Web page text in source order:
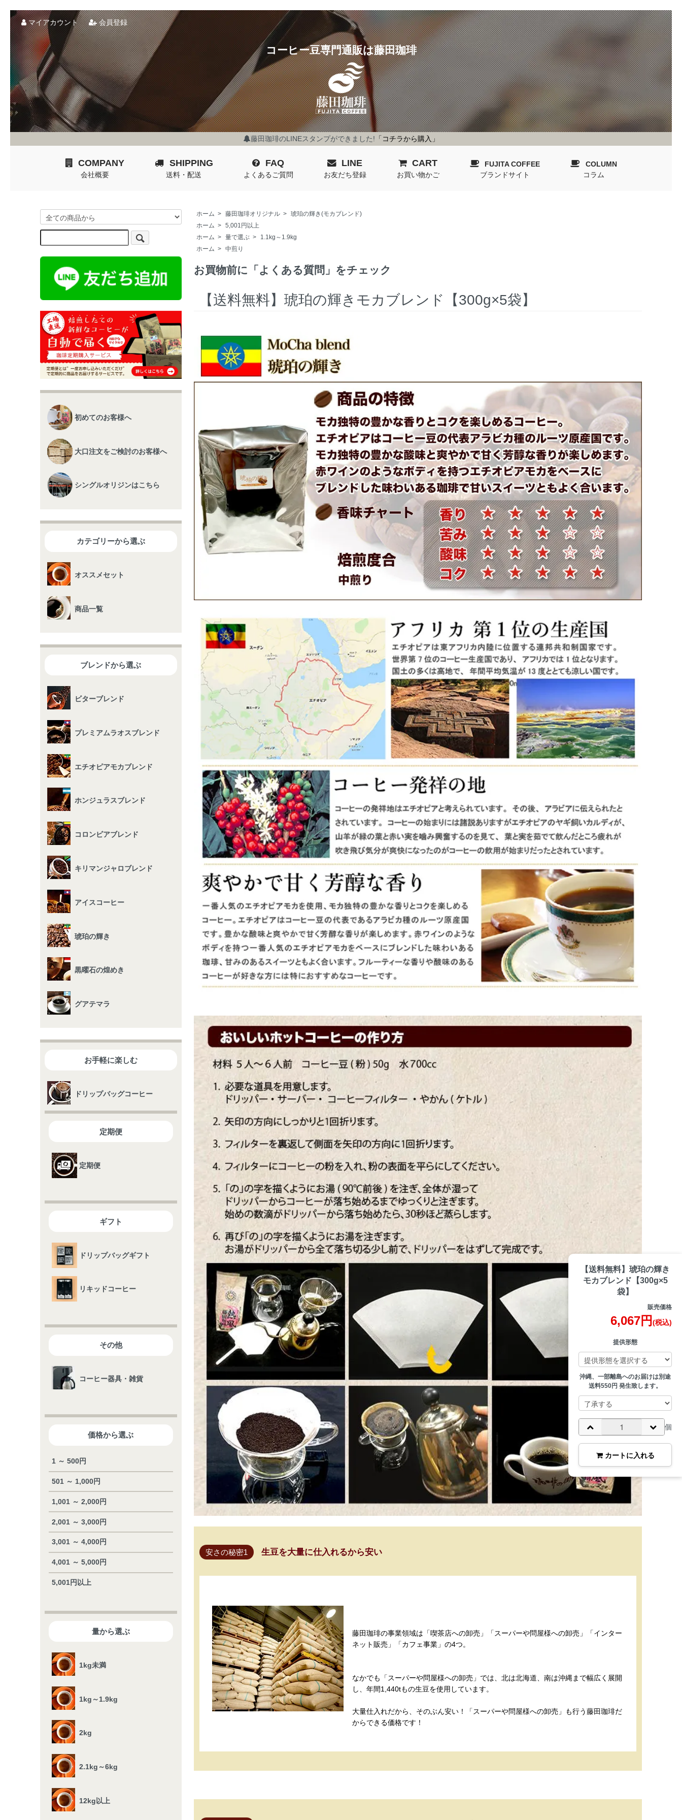
マイアカウント 会員登録
コーヒー豆専門通販は藤田珈琲
藤田珈琲のLINEスタンプができました! 「コチラから購入」
COMPANY
会社概要
SHIPPING
送料・配送
FAQ
よくあるご質問
LINE
お友だち登録
CART
お買い物かご
FUJITA COFFEE
ブランドサイト
COLUMN
コラム
ホーム > 藤田珈琲オリジナル > 琥珀の輝き(モカブレンド)
ホーム > 5,001円以上
ホーム > 量で選ぶ >
1.1kg～1.9kg
ホーム > 中煎り
お買物前に「よくある質問」をチェック
【送料無料】琥珀の輝きモカブレンド【300g×5袋】
安さの秘密1 生豆を大量に仕入れるから安い
藤田珈琲の事業領域は「喫茶店への卸売」「スーパーや問屋様への卸売」「インター
ネット販売」「カフェ事業」の4つ。
なかでも「スーパーや問屋様への卸売」では、北は北海道、南は沖縄まで幅広く展開
し、年間1,440tもの生豆を使用しています。
大量仕入れだから、そのぶん安い！「スーパーや問屋様への卸売」も行う藤田珈琲だ
からできる価格です！
【送料無料】琥珀の輝き
モカブレンド【300g×5
袋】
販売価格
6,067円 (税込)
提供形態
沖縄、一部離島へのお届けは別途
送料550円 発生致します。
個
カートに入れる
初めてのお客様へ
大口注文をご検討のお客様へ
シングルオリジンはこちら
カテゴリーから選ぶ
オススメセット
商品一覧
ブレンドから選ぶ
ビターブレンド
プレミアムラオスブレンド
エチオピアモカブレンド
ホンジュラスブレンド
コロンビアブレンド
キリマンジャロブレンド
アイスコーヒー
琥珀の輝き
黒曜石の煌めき
グアテマラ
お手軽に楽しむ
ドリップバッグコーヒー
定期便
定期便
ギフト
ドリップバッグギフト
リキッドコーヒー
その他
コーヒー器具・雑貨
価格から選ぶ
1 ～ 500円
501 ～ 1,000円
1,001 ～ 2,000円
2,001 ～ 3,000円
3,001 ～ 4,000円
4,001 ～ 5,000円
5,001円以上
量から選ぶ
1kg未満
1kg～1.9kg
2kg
2.1kg～6kg
12kg以上